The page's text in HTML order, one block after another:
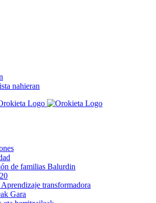
nahieran
de familias Balurdin
transformadora
Gara